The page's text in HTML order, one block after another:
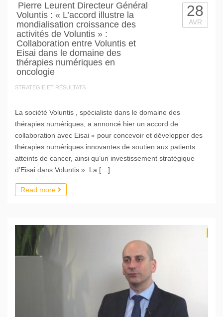
Pierre Leurent Directeur Général
Voluntis : « L’accord illustre la
mondialisation croissance des
activités de Voluntis » :
Collaboration entre Voluntis et
Eisai dans le domaine des
thérapies numériques en
oncologie
STRATEGIE ET RÉSULTATS
28
AVR
La société Voluntis , spécialiste dans le domaine des
thérapies numériques, a annoncé hier un accord de
collaboration avec Eisai « pour concevoir et développer des
thérapies numériques innovantes de soutien aux patients
atteints de cancer, ainsi qu’un investissement stratégique
d’Eisai dans Voluntis ». La […]
Read more